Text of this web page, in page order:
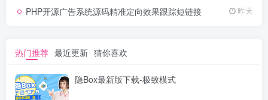
PHP开源广告系统源码精准定向效果跟踪短链接 昨天
热门推荐 最近更新 猜你喜欢
隐Box最新版下载-极致模式